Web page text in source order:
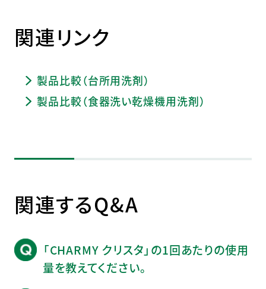
関連リンク
製品比較（台所用洗剤）
製品比較（食器洗い乾燥機用洗剤）
関連するQ&A
「CHARMY クリスタ」の1回あたりの使用
量を教えてください。